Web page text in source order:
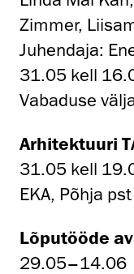
Zimmer,
Juhendaja:
31.05 kell
Vabaduse
Arhitektuuri
31.05 kell
EKA, Põhja
Lõputööde
29.05–14.06